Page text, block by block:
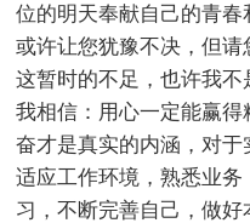
位的明天奉献自己的青
或许让您犹豫不决，但
这暂时的不足，也许我不
我相信：用心一定能赢
奋才是真实的内涵，对
适应工作环境，熟悉业
习，不断完善自己，做